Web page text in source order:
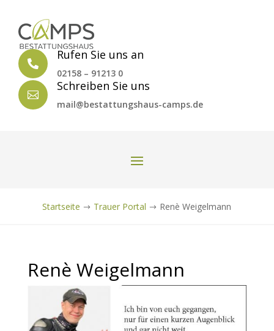

Rufen Sie uns an
02158 – 91213 0

Schreiben Sie uns
mail@bestattungshaus-camps.de
Startseite $ Trauer Portal $ Renè Weigelmann
Renè Weigelmann